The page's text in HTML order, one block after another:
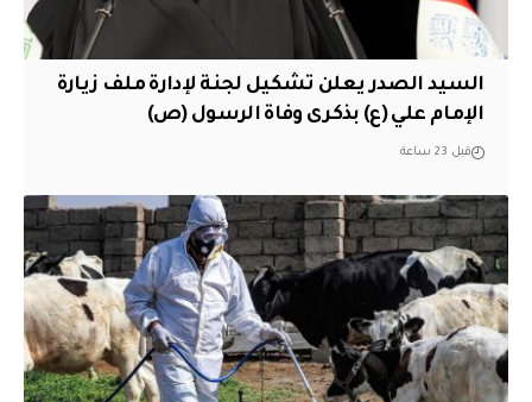
السيد الصدر يعلن تشكيل لجنة لإدارة ملف زيارة
الإمام علي (ع) بذكرى وفاة الرسول (ص)
قبل 23 ساعة